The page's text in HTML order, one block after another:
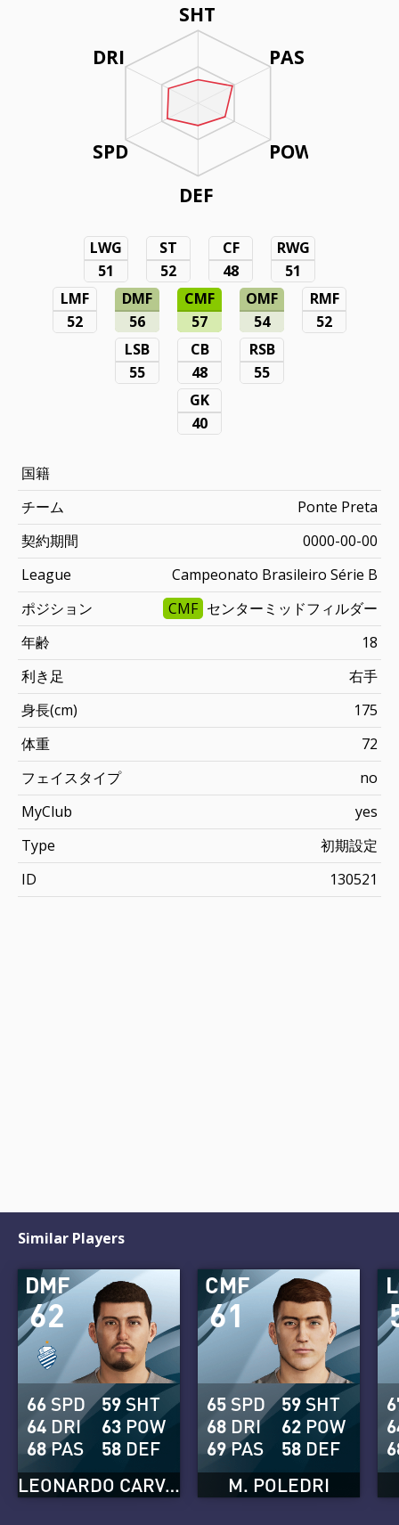
SHT
PAS
POW
DEF
DRI
SPD
LWG
51
ST
52
CF
48
RWG
51
LMF
52
DMF
56
CMF
57
OMF
54
RMF
52
LSB
55
CB
48
RSB
55
GK
40
国籍
チーム
Ponte Preta
契約期間
0000-00-00
League
Campeonato Brasileiro Série B
ポジション
CMF センターミッドフィルダー
年齢
18
利き足
右手
身長(cm)
175
体重
72
フェイスタイプ
no
MyClub
yes
Type
初期設定
ID
130521
Similar Players
62
DMF
LEONARDO CARVALHO
66 SPD
64 DRI
68PAS
59 SHT
63 POW
58 DEF
61
CMF
M. POLEDRI
65 SPD
68 DRI
69PAS
59 SHT
62 POW
58 DEF